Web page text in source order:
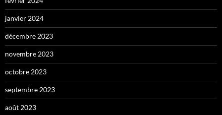
janvier 2024
décembre 2023
novembre 2023
octobre 2023
septembre 2023
août 2023